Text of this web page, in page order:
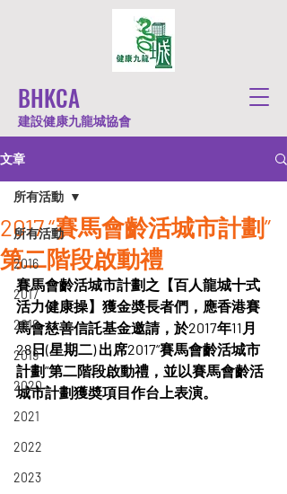
BHKCA
建設健康九龍城協會
文章
所有活動
2016
2017
2018
2019
2020
2021
2022
2023
所有活動
2017 “賽馬會齡活城市計劃”
第二階段啟動禮
賽馬會齡活城市計劃之【百人龍城十式
活力健康操】獲金奬長者們，應香港賽
馬會慈善信託基金邀請，於2017年11月
28日(星期二) 出席2017“賽馬會齡活城市
計劃”第二階段啟動禮，並以賽馬會齡活
城市計劃獲奬項目作台上表演。